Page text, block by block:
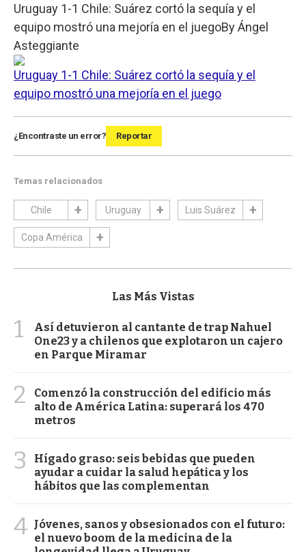
Uruguay 1-1 Chile: Suárez cortó la sequía y el
equipo mostró una mejoría en el juegoByÁngel
Asteggiante
Uruguay 1-1 Chile: Suárez cortó la sequía y el
equipo mostró una mejoría en el juego
¿Encontraste un error? Reportar
Temas relacionados
Chile Uruguay Luis Suárez
Copa América
Las Más Vistas
1
Así detuvieron al cantante de trap Nahuel
One23 y a chilenos que explotaron un cajero
en Parque Miramar
2
Comenzó la construcción del edificio más
alto de América Latina: superará los 470
metros
3
Hígado graso: seis bebidas que pueden
ayudar a cuidar la salud hepática y los
hábitos que las complementan
4 Jóvenes, sanos y obsesionados con el futuro:
el nuevo boom de la medicina de la